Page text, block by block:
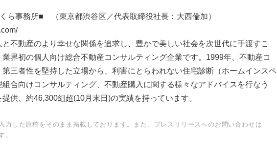
ら事務所■ （東京都渋谷区／代表取締役社長：大西倫加）
不動産のより幸せな関係を追求し、豊かで美しい社会を次世代に手渡すこ
界初の個人向け総合不動産コンサルティング企業です。1999年、不動産コ
三者性を堅持した立場から、利害にとらわれない住宅診断（ホームインスペ
合向けコンサルティング、不動産購入に関する様々なアドバイスを行なう
供、約46,300組超(10月末日)の実績を持っています。
力した原稿をそのまま掲載しております。また、プレスリリースへのお問い合わせは
。